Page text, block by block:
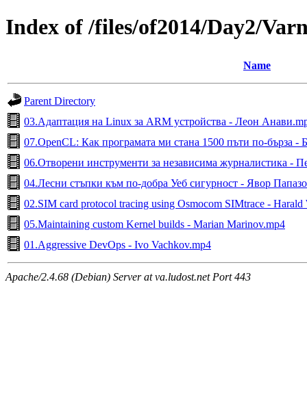
Index of /files/of2014/Day2/
Name
Parent Directory
03.Адаптация на Linux за ARM устройства - Леон
07.OpenCL: Как програмата ми стана 1500 пъти по-бърза -
06.Отворени инструменти за независима журналистика -
04.Лесни стъпки към по-добра Уеб сигурност - Явор
02.SIM card protocol tracing using Osmocom SIMtrace - Harald
05.Maintaining custom Kernel builds - Marian Marinov.mp4
01.Aggressive DevOps - Ivo Vachkov.mp4
Apache/2.4.68 (Debian) Server at va.ludost.net Port 443